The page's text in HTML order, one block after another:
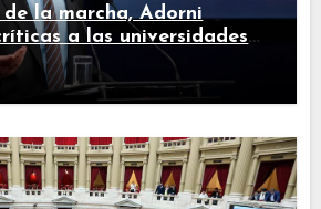
la marcha, Adorni
a las universidades